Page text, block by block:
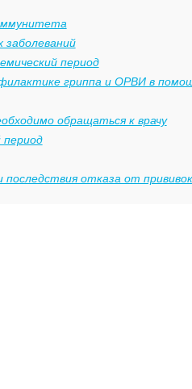
период
гриппа и ОРВИ в
обращаться к врачу
период
отказа от прививок